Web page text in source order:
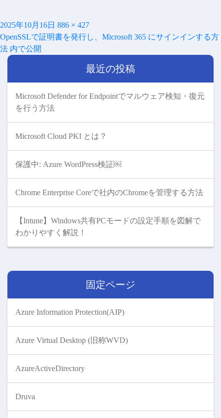
投
稿
日:
2025年10月16日 フ
ル
886 × 427
投
稿
ナ
OpenSSLで証明書を発行し、Microsoft 365 にサインインする方
法 内で公開
最近の投稿
Microsoft Defender for Endpointでマルウェア検知・復元
を行う方法
Microsoft Cloud PKI とは？
保護中: Azure WordPress検証￼
Chrome Enterprise Coreで社内のChromeを管理する方法
【Intune】Windows共有PCモードの設定手順を図解で
わかりやすく解説！
固定ページ
Azure Information Protection(AIP)
Azure Virtual Desktop (旧称WVD)
AzureActiveDirectory
Druva